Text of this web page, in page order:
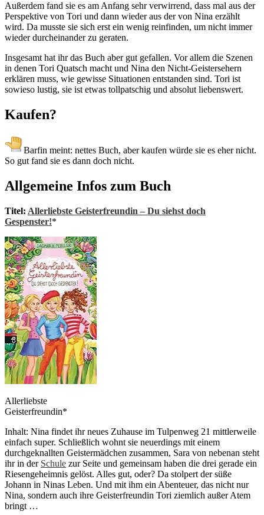
Außerdem fand sie es am Anfang sehr verwirrend, dass mal aus der
Perspektive von Tori und dann wieder aus der von Nina erzählt
wird. Da musste sie sich erst ein wenig reinfinden, um nicht immer
wieder durcheinander zu geraten.
Insgesamt hat ihr das Buch aber gut gefallen. Vor allem die Szenen
in denen Tori Quatsch macht und Nina den Nicht-Geistersehern
erklären muss, wie gewisse Situationen entstanden sind. Tori ist
sowieso lustig, sie ist etwas tollpatschig und absolut liebenswert.
Kaufen?
Barfin meint: nettes Buch, aber kaufen würde sie es eher nicht.
So gut fand sie es dann doch nicht.
Allgemeine Infos zum Buch
Titel: Allerliebste Geisterfreundin – Du siehst doch
Gespenster!*
Allerliebste
Geisterfreundin*
Inhalt: Nina findet ihr neues Zuhause im Tulpenweg 21 mittlerweile
einfach super. Schließlich wohnt sie neuerdings mit einem
durchgeknallten Geistermädchen zusammen, Sara von nebenan steht
ihr in der Schule zur Seite und gemeinsam haben die drei gerade ein
Riesengeheimnis gelöst. Alles gut, oder? Da stolpert der süße
Johann in Ninas Leben. Und mit ihm ein Abenteuer, das nicht nur
Nina, sondern auch ihre Geisterfreundin Tori ziemlich außer Atem
bringt …